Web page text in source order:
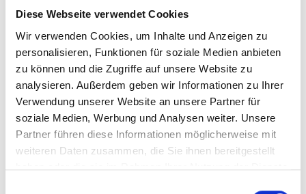
Diese Webseite verwendet Cookies
Wir verwenden Cookies, um Inhalte und Anzeigen zu
personalisieren, Funktionen für soziale Medien anbieten
zu können und die Zugriffe auf unsere Website zu
analysieren. Außerdem geben wir Informationen zu Ihrer
Verwendung unserer Website an unsere Partner für
soziale Medien, Werbung und Analysen weiter. Unsere
Partner führen diese Informationen möglicherweise mit
weiteren Daten zusammen, die Sie ihnen bereitgestellt
haben oder die sie im Rahmen Ihrer Nutzung der Dienste
Qualität zu leisten. Spenden können in vollem
Spendenkonto
Bundesverband Berufsbildung International e.V.
Bank: Berliner Sparkasse
IBAN: DE38 1005 0000 0190 2141 39
BLZ: 100 500 00
Betreff: Spende
Spenden können in vollem Umfang steuerlich